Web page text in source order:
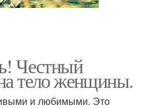
Честный
тело женщины.
и любимыми. Это